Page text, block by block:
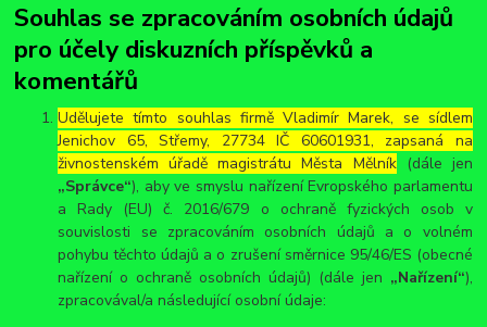
Souhlas se zpracováním osobních údajů
pro účely diskuzních příspěvků a
komentářů
Udělujete tímto souhlas firmě Vladimír Marek, se sídlem
Jenichov 65, Střemy, 27734 IČ 60601931, zapsaná na
živnostenském úřadě magistrátu Města Mělník(dále jen
„Správce“), aby ve smyslu nařízení Evropského parlamentu
a Rady (EU) č. 2016/679 o ochraně fyzických osob v
souvislosti se zpracováním osobních údajů a o volném
pohybu těchto údajů a o zrušení směrnice 95/46/ES (obecné
nařízení o ochraně osobních údajů) (dále jen „Nařízení“),
zpracovával/a následující osobní údaje: